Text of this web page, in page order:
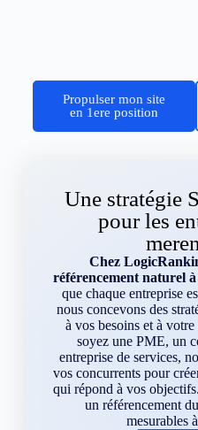
Propulser mon site
en 1ere position
Une stratégie
pour les
Chez
référencement naturel
que chaque entreprise
nous concevons des
à vos besoins et à
soyez une PME, un
entreprise de services,
vos concurrents pour
qui répond à vos
un référencement
mesurables